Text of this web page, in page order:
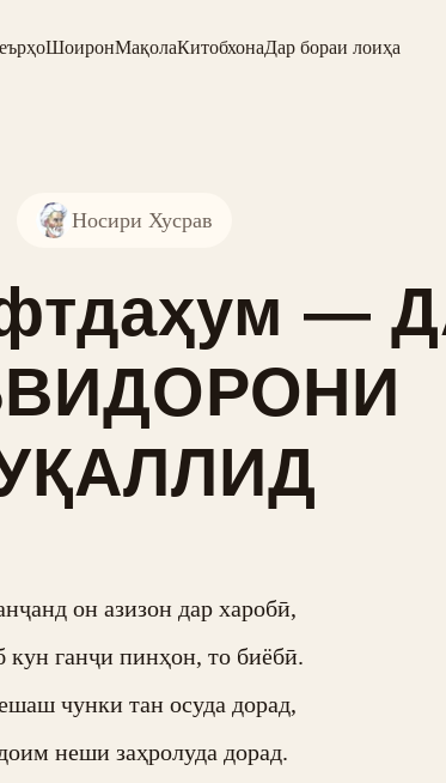
ШоиронМақолаКитобхонаДар бораи лоиҳа
Носири Хусрав
—
он азизон дар харобӣ,
кун ганҷи пинҳон, то биёбӣ.
чунки тан осуда дорад,
неши заҳролуда дорад.